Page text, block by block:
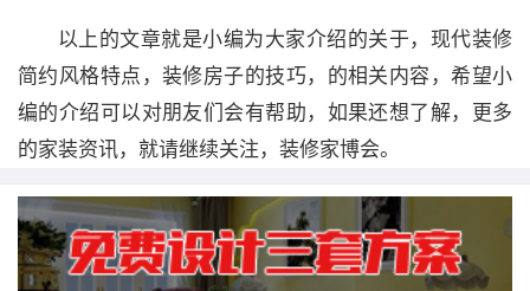
以上的文章就是小编为大家介绍的关于，现代装修
简约风格特点，装修房子的技巧，的相关内容，希望小
编的介绍可以对朋友们会有帮助，如果还想了解，更多
的家装资讯，就请继续关注，装修家博会。